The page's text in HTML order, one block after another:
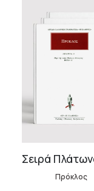
Πρόκλος